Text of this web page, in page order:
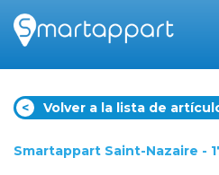
< Volver a la lista de
Smartappart Saint-Nazaire -